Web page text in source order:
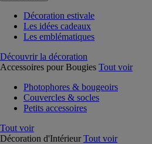
Décoration estivale
Les idées cadeaux
Les emblématiques
Découvrir la décoration
Accessoires pour Bougies Tout voir
Photophores & bougeoirs
Couvercles & socles
Petits accessoires
Tout voir
Décoration d'Intérieur Tout voir